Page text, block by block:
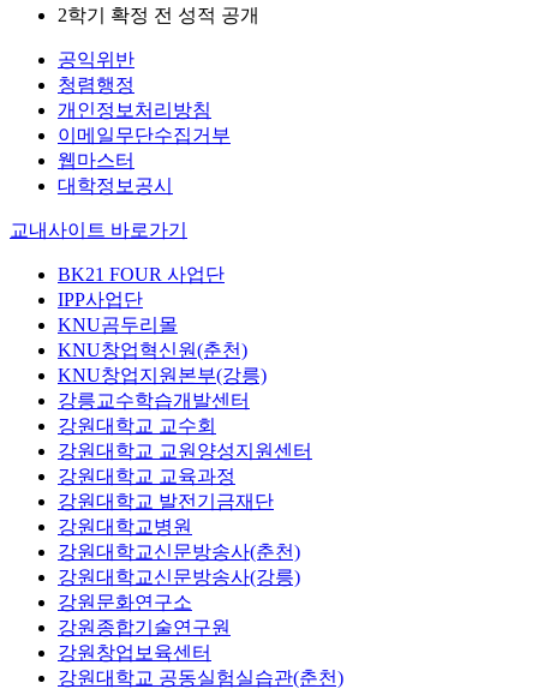
2학기 확정 전 성적 공개
공익위반
청렴행정
개인정보처리방침
이메일무단수집거부
웹마스터
대학정보공시
교내사이트 바로가기
BK21 FOUR 사업단
IPP사업단
KNU곰두리몰
KNU창업혁신원(춘천)
KNU창업지원본부(강릉)
강릉교수학습개발센터
강원대학교 교수회
강원대학교 교원양성지원센터
강원대학교 교육과정
강원대학교 발전기금재단
강원대학교병원
강원대학교신문방송사(춘천)
강원대학교신문방송사(강릉)
강원문화연구소
강원종합기술연구원
강원창업보육센터
강원대학교 공동실험실습관(춘천)